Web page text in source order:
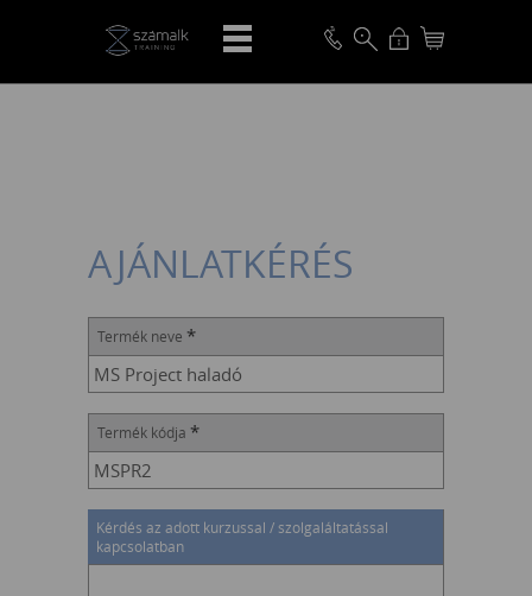
VISSZA
AJÁNLATKÉRÉS
Termék neve *
Termék kódja *
Kérdés az adott kurzussal / szolgaláltatással
kapcsolatban